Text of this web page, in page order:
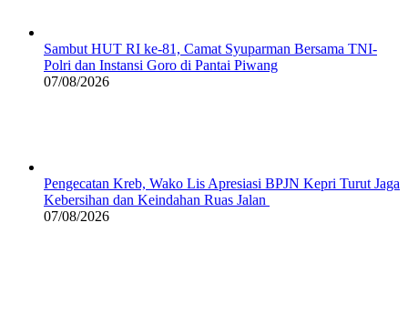
Sambut HUT RI ke-81, Camat Syuparman Bersama TNI-
Polri dan Instansi Goro di Pantai Piwang
07/08/2026
Pengecatan Kreb, Wako Lis Apresiasi BPJN Kepri Turut Jaga
Kebersihan dan Keindahan Ruas Jalan
07/08/2026